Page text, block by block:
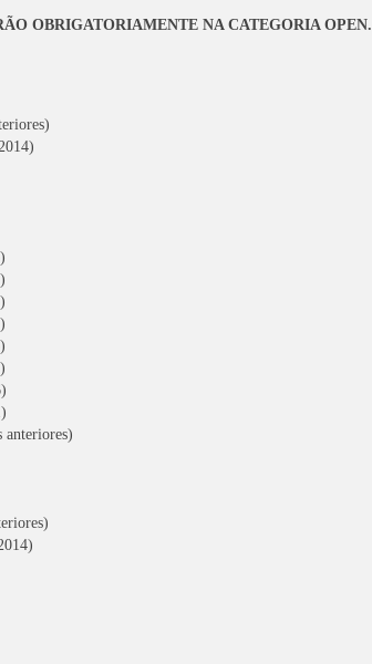
OBRIGATORIAMENTE NA CATEGORIA OPEN.
anteriores)